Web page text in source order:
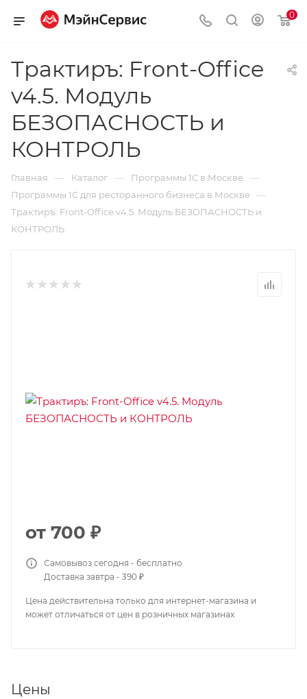
0
Трактиръ: Front-Office
v4.5. Модуль
БЕЗОПАСНОСТЬ и
КОНТРОЛЬ
Главная — Каталог — Программы 1С в Москве —
Программы 1С для ресторанного бизнеса в Москве —
Трактиръ: Front-Office v4.5. Модуль БЕЗОПАСНОСТЬ и
КОНТРОЛЬ
от 700 ₽
Самовывоз сегодня - бесплатно
Доставка завтра - 390 ₽
Цена действительна только для интернет-магазина и
может отличаться от цен в розничных магазинах
Цены